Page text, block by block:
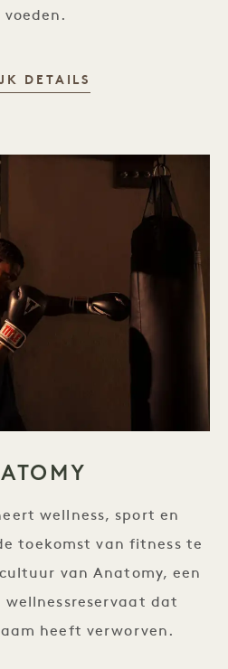
voeden.
DETAILS
wellness, sport en
toekomst van fitness te
van Anatomy, een
wellnessreservaat dat
heeft verworven.